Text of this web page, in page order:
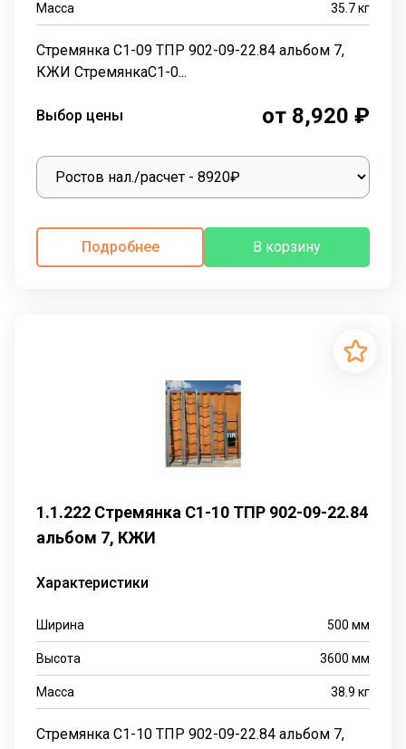
Масса 35.7кг
Стремянка С1-09 ТПР 902-09-22.84 альбом 7,
КЖИ СтремянкаС1-0...
Выбор цены от 8,920 ₽
Подробнее В корзину
1.1.222 Стремянка С1-10 ТПР 902-09-22.84
альбом 7, КЖИ
Характеристики
Ширина 500 мм
Высота 3600 мм
Масса 38.9 кг
Стремянка С1-10 ТПР 902-09-22.84 альбом 7,